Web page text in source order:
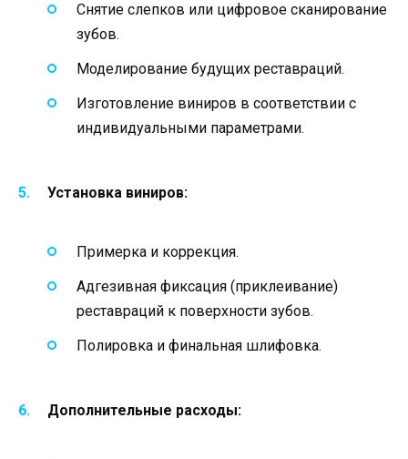
Снятие слепков или цифровое сканирование
зубов.
Моделирование будущих реставраций.
Изготовление виниров в соответствии с
индивидуальными параметрами.
Установка виниров:
Примерка и коррекция.
Адгезивная фиксация (приклеивание)
реставраций к поверхности зубов.
Полировка и финальная шлифовка.
Дополнительные расходы: